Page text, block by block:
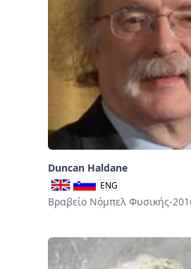
Duncan Haldane
ENG
Βραβείο Νόμπελ Φυσικής-